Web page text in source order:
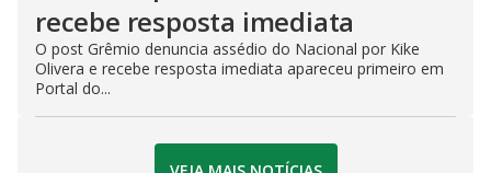
recebe resposta imediata
O post Grêmio denuncia assédio do Nacional por Kike
Olivera e recebe resposta imediata apareceu primeiro em
Portal do...